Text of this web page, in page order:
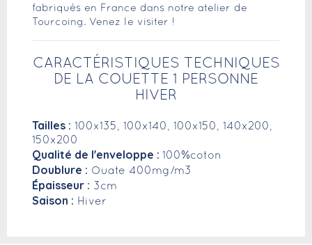
fabriqués en France dans notre atelier de
Tourcoing. Venez le visiter !
CARACTÉRISTIQUES TECHNIQUES
DE LA COUETTE 1 PERSONNE
HIVER
Tailles : 100x135, 100x140, 100x150, 140x200,
150x200
Qualité de l'enveloppe : 100%coton
Doublure : Ouate 400mg/m3
Épaisseur : 3cm
Saison : Hiver